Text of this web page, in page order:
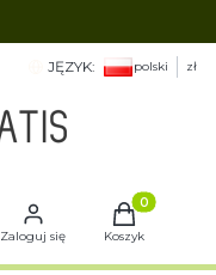
JĘZYK: polski zł
Zaloguj się
Produkty
Koszyk